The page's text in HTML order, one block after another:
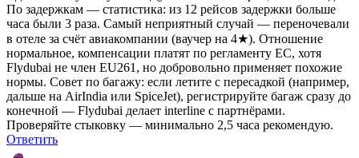
По задержкам — статистика: из 12 рейсов задержки больше
часа были 3 раза. Самый неприятный случай — переночевали
в отеле за счёт авиакомпании (ваучер на 4★). Отношение
нормальное, компенсации платят по регламенту ЕС, хотя
Flydubai не член EU261, но добровольно применяет похожие
нормы. Совет по багажу: если летите с пересадкой (например,
дальше на AirIndia или SpiceJet), регистрируйте багаж сразу до
конечной — Flydubai делает interline с партнёрами.
Проверяйте стыковку — минимально 2,5 часа рекомендую.
Ответить